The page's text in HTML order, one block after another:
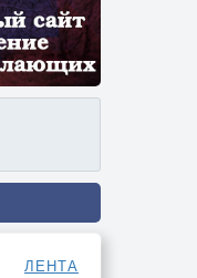
ЛЕНТА